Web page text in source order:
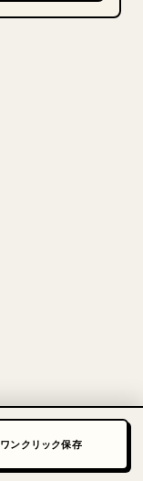
ワンクリック保存